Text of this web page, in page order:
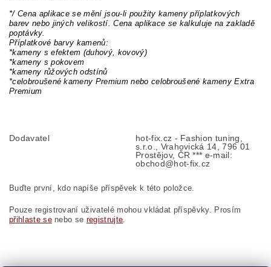
*/ Cena aplikace se mění jsou-li použity kameny příplatkových
barev nebo jiných velikostí. Cena aplikace se kalkuluje na zakladě
poptávky.
Příplatkové barvy kamenů:
*kameny s efektem (duhový, kovový)
*kameny s pokovem
*kameny růžových odstínů
*celobroušené kameny Premium nebo celobroušené kameny Extra
Premium
Dodavatel
hot-fix.cz - Fashion tuning,
s.r.o., Vrahovická 14, 796 01
Prostějov, ČR *** e-mail:
obchod@hot-fix.cz
Buďte první, kdo napíše příspěvek k této položce.
Pouze registrovaní uživatelé mohou vkládat příspěvky. Prosím
přihlaste senebo se registrujte.